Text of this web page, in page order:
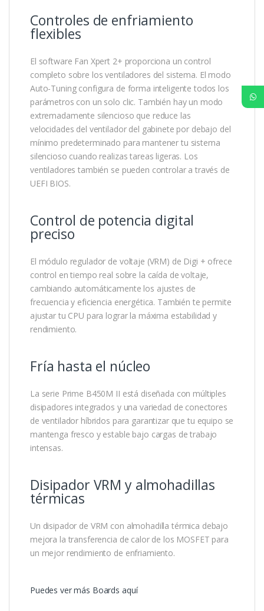
Controles de enfriamiento
flexibles
El software Fan Xpert 2+ proporciona un control
completo sobre los ventiladores del sistema. El modo
Auto-Tuning configura de forma inteligente todos los
parámetros con un solo clic. También hay un modo
extremadamente silencioso que reduce las
velocidades del ventilador del gabinete por debajo del
mínimo predeterminado para mantener tu sistema
silencioso cuando realizas tareas ligeras. Los
ventiladores también se pueden controlar a través de
UEFI BIOS.
Control de potencia digital
preciso
El módulo regulador de voltaje (VRM) de Digi + ofrece
control en tiempo real sobre la caída de voltaje,
cambiando automáticamente los ajustes de
frecuencia y eficiencia energética. También te permite
ajustar tu CPU para lograr la máxima estabilidad y
rendimiento.
Fría hasta el núcleo
La serie Prime B450M II está diseñada con múltiples
disipadores integrados y una variedad de conectores
de ventilador híbridos para garantizar que tu equipo se
mantenga fresco y estable bajo cargas de trabajo
intensas.
Disipador VRM y almohadillas
térmicas
Un disipador de VRM con almohadilla térmica debajo
mejora la transferencia de calor de los MOSFET para
un mejor rendimiento de enfriamiento.
Puedes ver más Boards aquí